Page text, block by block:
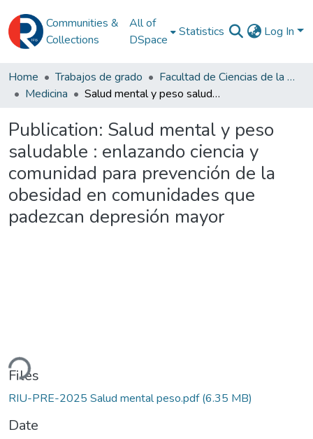
Communities &
Collections
All of
DSpace
Statistics Log In
Home Trabajos de grado
Facultad de Ciencias de la Salud
Medicina
Salud mental y peso saludable : enlazando ciencia y comunidad para prevención de la obesidad en comunidades que padezcan depresión mayor
Publication: Salud mental y peso
saludable : enlazando ciencia y
comunidad para prevención de la
obesidad en comunidades que
padezcan depresión mayor
Files
RIU-PRE-2025 Salud mental peso.pdf(6.35 MB)
Date